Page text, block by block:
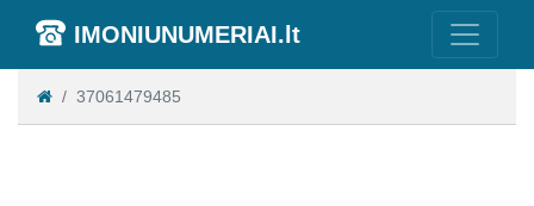
IMONIUNUMERIAI.lt
37061479485